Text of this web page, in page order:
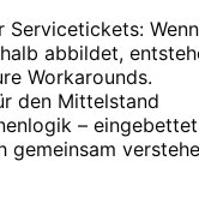
Wenn
abbildet,
Workarounds.
den Mittelstand
– eingebettet
gemeinsam